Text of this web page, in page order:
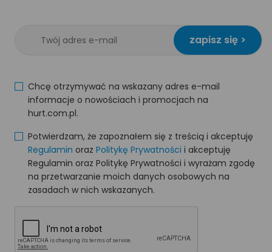
zapisz się >
Chcę otrzymywać na wskazany adres e-mail
informacje o nowościach i promocjach na
hurt.com.pl.
Potwierdzam, że zapoznałem się z treścią i akceptuję
Regulamin oraz Politykę Prywatności i akceptuję
Regulamin oraz Politykę Prywatności i wyrażam zgodę
na przetwarzanie moich danych osobowych na
zasadach w nich wskazanych.